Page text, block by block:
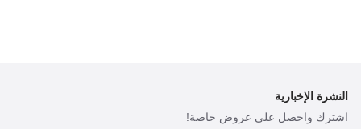
النشرة الإخبارية
اشترك واحصل على عروض خاصة!